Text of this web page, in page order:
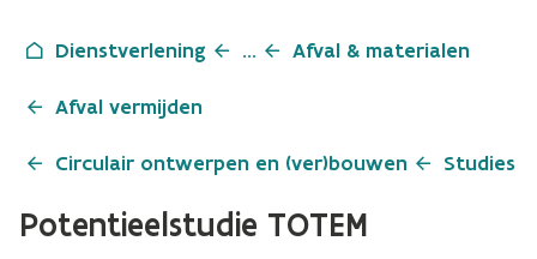
Dienstverlening ... Afval & materialen
Afval vermijden
Circulair ontwerpen en (ver)bouwen Studies
Potentieelstudie TOTEM